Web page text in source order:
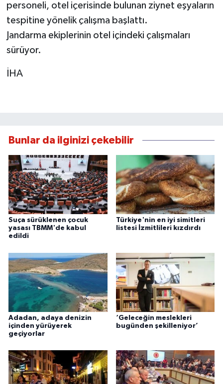
personeli, otel içerisinde bulunan ziynet eşyaların
tespitine yönelik çalışma başlattı.
Jandarma ekiplerinin otel içindeki çalışmaları
sürüyor.
İHA
Bunlar da ilginizi çekebilir
Suça sürüklenen çocuk
yasası TBMM'de kabul
edildi
Türkiye'nin en iyi simitleri
listesi İzmitlileri kızdırdı
Adadan, adaya denizin
içinden yürüyerek
geçiyorlar
‘Geleceğin meslekleri
bugünden şekilleniyor’